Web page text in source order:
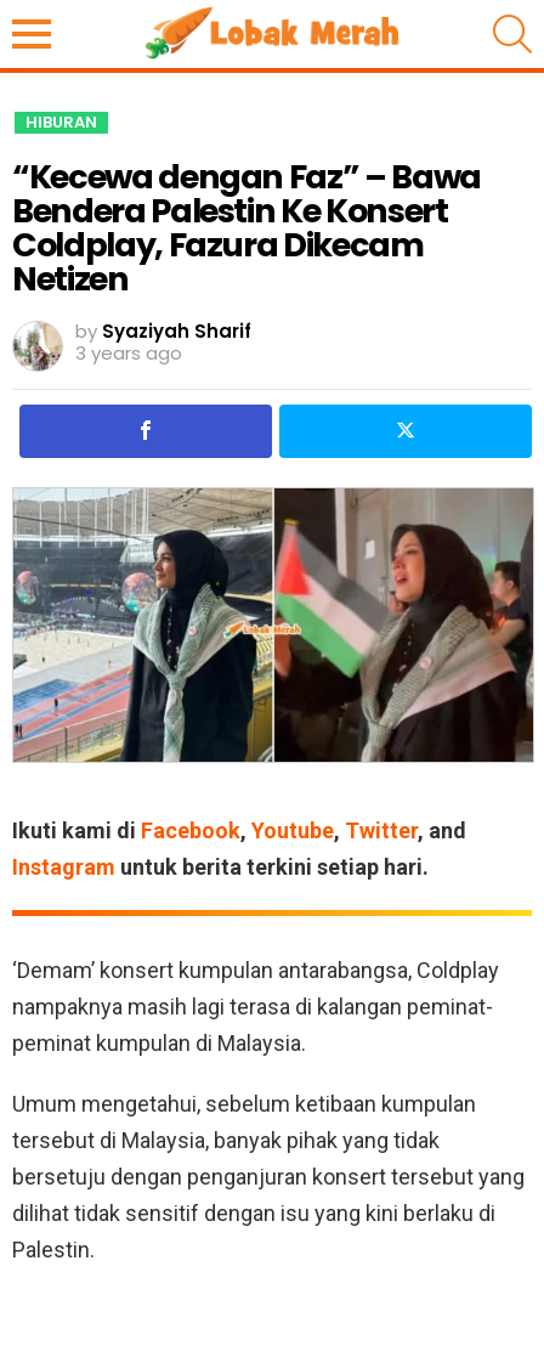
HIBURAN
“Kecewa dengan Faz” – Bawa
Bendera Palestin Ke Konsert
Coldplay, Fazura Dikecam
Netizen
by Syaziyah Sharif
3 years ago
Ikuti kami di Facebook, Youtube, Twitter, and
Instagram untuk berita terkini setiap hari.
‘Demam’ konsert kumpulan antarabangsa, Coldplay
nampaknya masih lagi terasa di kalangan peminat-
peminat kumpulan di Malaysia.
Umum mengetahui, sebelum ketibaan kumpulan
tersebut di Malaysia, banyak pihak yang tidak
bersetuju dengan penganjuran konsert tersebut yang
dilihat tidak sensitif dengan isu yang kini berlaku di
Palestin.